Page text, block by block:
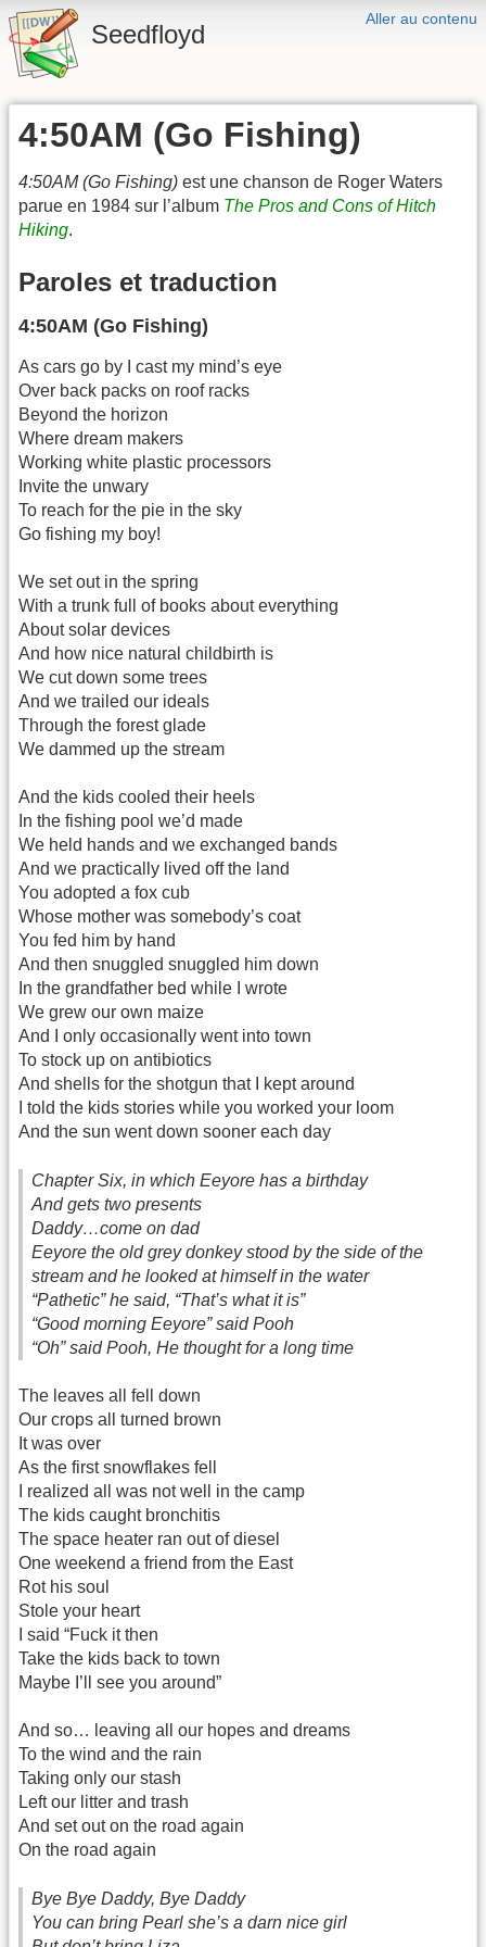
Aller au contenu
Seedfloyd
4:50AM (Go Fishing)
4:50AM (Go Fishing) est une chanson de Roger Waters
parue en 1984 sur l’album The Pros and Cons of Hitch
Hiking.
Paroles et traduction
4:50AM (Go Fishing)
As cars go by I cast my mind’s eye
Over back packs on roof racks
Beyond the horizon
Where dream makers
Working white plastic processors
Invite the unwary
To reach for the pie in the sky
Go fishing my boy!
We set out in the spring
With a trunk full of books about everything
About solar devices
And how nice natural childbirth is
We cut down some trees
And we trailed our ideals
Through the forest glade
We dammed up the stream
And the kids cooled their heels
In the fishing pool we’d made
We held hands and we exchanged bands
And we practically lived off the land
You adopted a fox cub
Whose mother was somebody’s coat
You fed him by hand
And then snuggled snuggled him down
In the grandfather bed while I wrote
We grew our own maize
And I only occasionally went into town
To stock up on antibiotics
And shells for the shotgun that I kept around
I told the kids stories while you worked your loom
And the sun went down sooner each day
Chapter Six, in which Eeyore has a birthday
And gets two presents
Daddy…come on dad
Eeyore the old grey donkey stood by the side of the
stream and he looked at himself in the water
“Pathetic” he said, “That’s what it is”
“Good morning Eeyore” said Pooh
“Oh” said Pooh, He thought for a long time
The leaves all fell down
Our crops all turned brown
It was over
As the first snowflakes fell
I realized all was not well in the camp
The kids caught bronchitis
The space heater ran out of diesel
One weekend a friend from the East
Rot his soul
Stole your heart
I said “Fuck it then
Take the kids back to town
Maybe I’ll see you around”
And so… leaving all our hopes and dreams
To the wind and the rain
Taking only our stash
Left our litter and trash
And set out on the road again
On the road again
Bye Bye Daddy, Bye Daddy
You can bring Pearl she’s a darn nice girl